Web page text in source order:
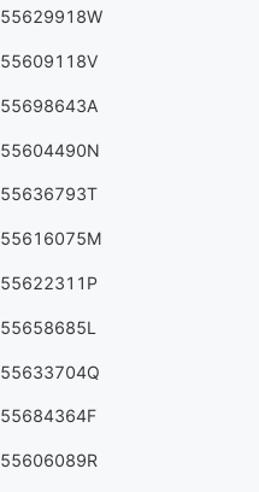
55629918W
55609118V
55698643A
55604490N
55636793T
55616075M
55622311P
55658685L
55633704Q
55684364F
55606089R